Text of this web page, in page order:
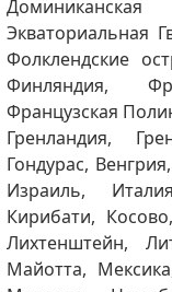
Экваториальная
Фолклендские
Финляндия,
Французская
Гренландия,
Гондурас,
Израиль,
Кирибати,
Лихтенштейн,
Майотта,